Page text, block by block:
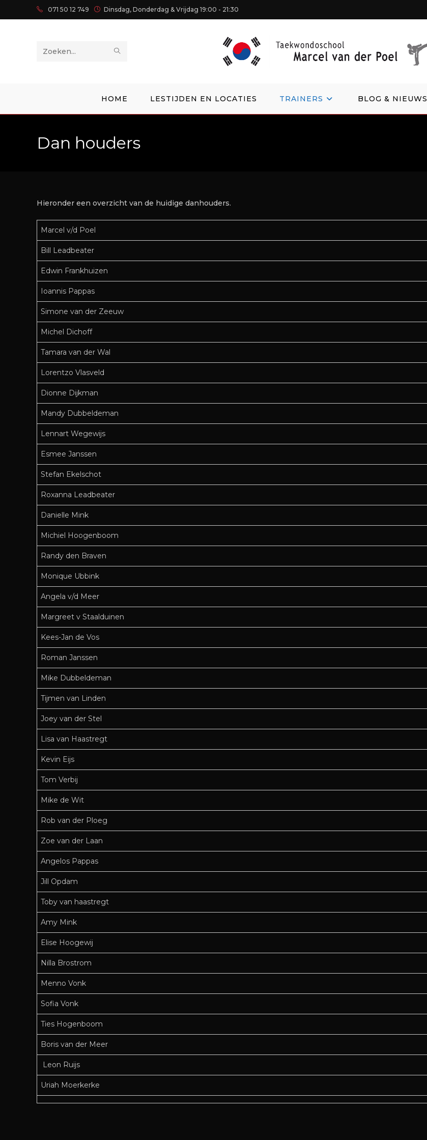
071 50 12 749 Dinsdag, Donderdag & Vrijdag 19:00 - 21:30
Zoek
site
HOME LESTIJDEN EN LOCATIES TRAINERS BLOG & NIEUWS
Dan houders
Hieronder een overzicht van de huidige danhouders.
Marcel v/d Poel
Bill Leadbeater
Edwin Frankhuizen
Ioannis Pappas
Simone van der Zeeuw
Michel Dichoff
Tamara van der Wal
Lorentzo Vlasveld
Dionne Dijkman
Mandy Dubbeldeman
Lennart Wegewijs
Esmee Janssen
Stefan Ekelschot
Roxanna Leadbeater
Danielle Mink
Michiel Hoogenboom
Randy den Braven
Monique Ubbink
Angela v/d Meer
Margreet v Staalduinen
Kees-Jan de Vos
Roman Janssen
Mike Dubbeldeman
Tijmen van Linden
Joey van der Stel
Lisa van Haastregt
Kevin Eijs
Tom Verbij
Mike de Wit
Rob van der Ploeg
Zoe van der Laan
Angelos Pappas
Jill Opdam
Toby van haastregt
Amy Mink
Elise Hoogewij
Nilla Brostrom
Menno Vonk
Sofia Vonk
Ties Hogenboom
Boris van der Meer
Leon Ruijs
Uriah Moerkerke